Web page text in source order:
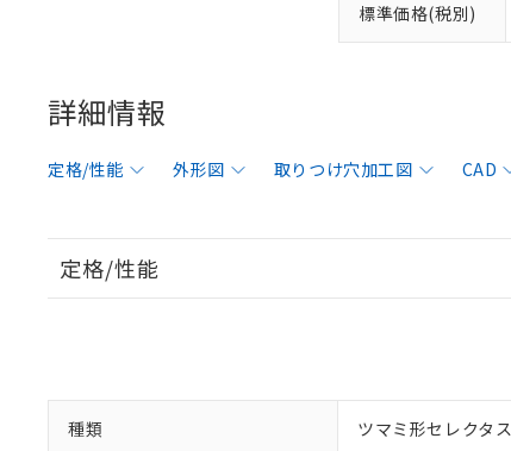
標準価格(税別)
詳細情報
定格/性能 外形図 取りつけ穴加工図 CAD
定格/性能
種類 ツマミ形セレクタ